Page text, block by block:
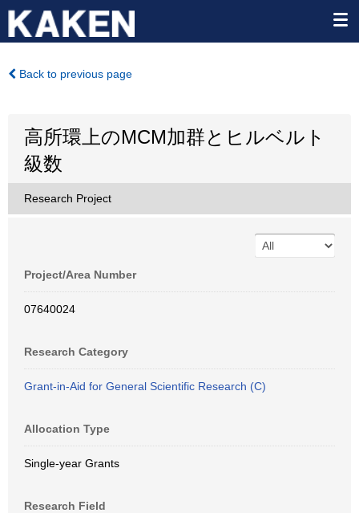
Back to previous page
高所環上のMCM加群とヒルベルト
級数
Research Project
Project/Area Number
07640024
Research Category
Grant-in-Aid for General Scientific Research (C)
Allocation Type
Single-year Grants
Research Field